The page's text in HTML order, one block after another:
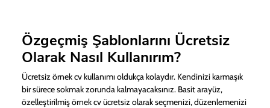
Özgeçmiş Şablonlarını Ücretsiz
Olarak Nasıl Kullanırım?
Ücretsiz örnek cv kullanımı oldukça kolaydır. Kendinizi karmaşık
bir sürece sokmak zorunda kalmayacaksınız. Basit arayüz,
özelleştirilmiş örnek cv ücretsiz olarak seçmenizi, düzenlemenizi